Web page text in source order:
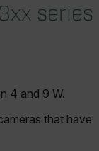
series
4 and 9 W.
that have